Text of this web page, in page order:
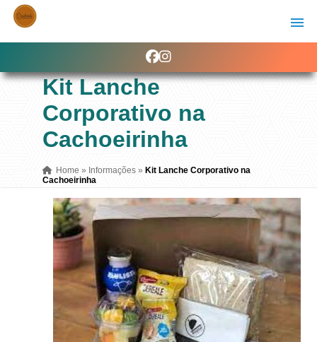
Kit Lanche
Corporativo na
Cachoeirinha
Home » Informações » Kit Lanche Corporativo na
Cachoeirinha